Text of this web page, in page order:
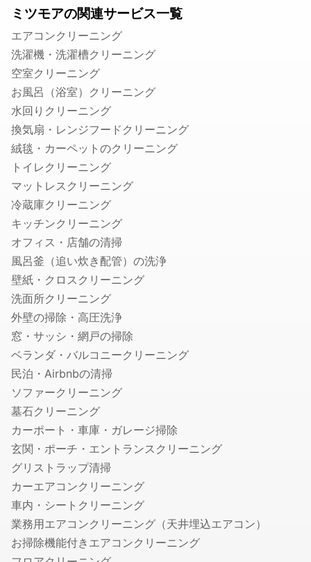
シロアリ駆除
毛虫・チャドクガ駆除
コウモリ駆除
クモ駆除
ハクビシン・アライグマ・狸・イタチ駆除
ムカデ・ヤスデ・ゲジゲジ駆除
水のトラブル
水道のつまり修理
浄水器の取付・交換
水道蛇口交換
水道の水漏れ修理
シャワーヘッド・シャワーホースの交換
排水管洗浄
トイレの故障・修理
蛇口の水漏れ修理
トイレのつまり修理
お風呂の排水口つまり修理
壁ピタ水栓・洗濯機蛇口の交換
税理士
会社設立・起業開業に強い税理士
顧問税理士
法人税の節税に強い税理士
相続税申告に強い税理士
融資・資金調達に強い税理士
確定申告の税理士
生前贈与に強い税理士
社会保険労務士
ミツモアの関連サービス一覧
エアコンクリーニング
洗濯機・洗濯槽クリーニング
空室クリーニング
お風呂（浴室）クリーニング
水回りクリーニング
換気扇・レンジフードクリーニング
絨毯・カーペットのクリーニング
トイレクリーニング
マットレスクリーニング
冷蔵庫クリーニング
キッチンクリーニング
オフィス・店舗の清掃
風呂釜（追い炊き配管）の洗浄
壁紙・クロスクリーニング
洗面所クリーニング
外壁の掃除・高圧洗浄
窓・サッシ・網戸の掃除
ベランダ・バルコニークリーニング
民泊・Airbnbの清掃
ソファークリーニング
墓石クリーニング
カーポート・車庫・ガレージ掃除
玄関・ポーチ・エントランスクリーニング
グリストラップ清掃
カーエアコンクリーニング
車内・シートクリーニング
業務用エアコンクリーニング（天井埋込エアコン）
お掃除機能付きエアコンクリーニング